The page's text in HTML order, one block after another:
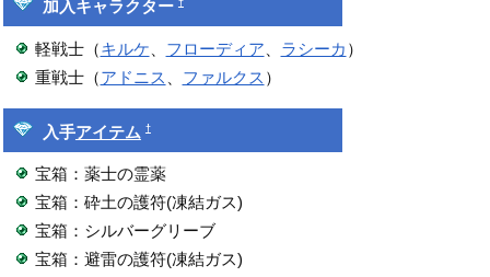
加入キャラクター †
軽戦士（キルケ フローディア ラシーカ ）
重戦士（アドニス ファルクス ）
入手アイテム †
宝箱：薬士の霊薬
宝箱：砕土の護符(凍結ガス)
宝箱：シルバーグリーブ
宝箱：避雷の護符(凍結ガス)